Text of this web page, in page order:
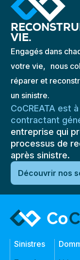
VIE.
Engagés dans
votre vie, nous
réparer et
un sinistre.
CoCREATA est
contractant
entreprise qui
processus de
après sinistre.
Découvrir nos
Sinistres